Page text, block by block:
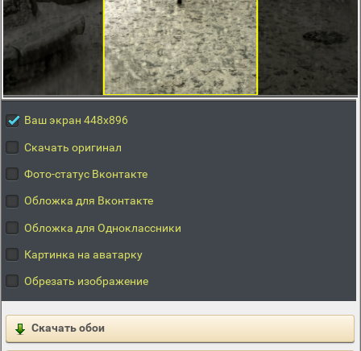
Ваш экран 448x896
Скачать оригинал
Фото-статус Вконтакте
Обложка для Вконтакте
Обложка для Одноклассники
Картинка на аватарку
Обрезать изображение
Скачать обои